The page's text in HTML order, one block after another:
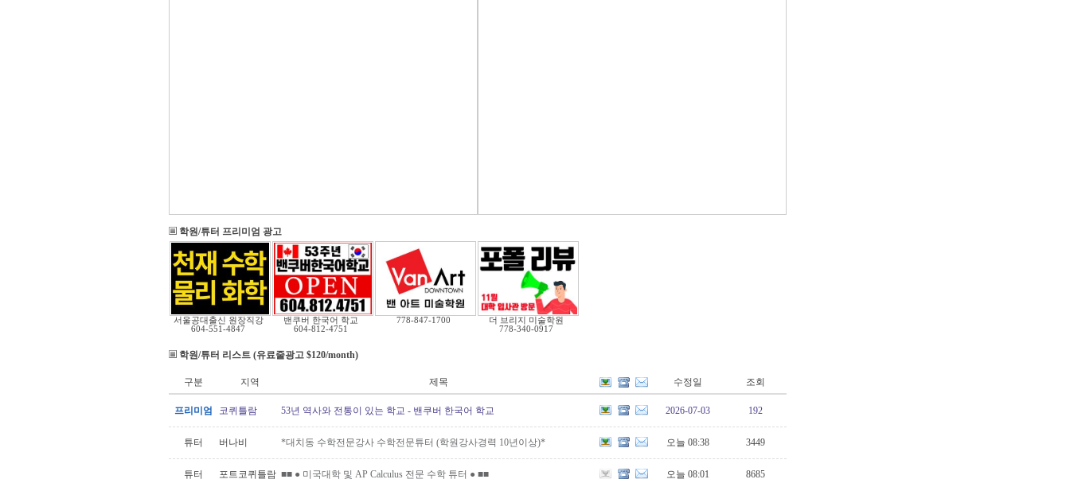
학원/튜터 프리미엄 광고
서울공대출신 원장직강
604-551-4847
밴쿠버 한국어 학교
604-812-4751
778-847-1700
더 브리지 미술학원
778-340-0917
학원/튜터 리스트 (유료줄광고 $120/month)
구분 지역 제목 수정일 조회
프리미엄 코퀴틀람 53년 역사와 전통이 있는 학교 - 밴쿠버 한국어 학교 2026-07-03 192
튜터 버나비 *대치동 수학전문강사 수학전문튜터 (학원강사경력 10년이상)* 오늘 08:38 3449
튜터 포트코퀴틀람 ■■ ● 미국대학 및 AP Calculus 전문 수학 튜터 ● ■■ 오늘 08:01 8685